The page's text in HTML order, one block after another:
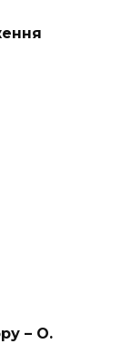
– О.